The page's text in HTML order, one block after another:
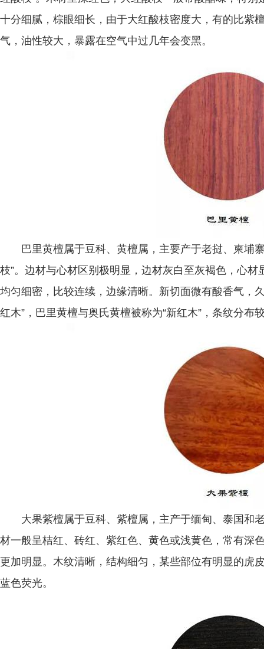
十分细腻，棕眼细长，由于大红酸枝密度大，有的比紫
气，油性较大，暴露在空气中过几年会变黑。
巴里黄檀属于豆科、黄檀属，主要产于老挝、柬埔寨
枝”。边材与心材区别极明显，边材灰白至灰褐色，心
均匀细密，比较连续，边缘清晰。新切面微有酸香气，
红木”，巴里黄檀与奥氏黄檀被称为“新红木”，条纹分布
大果紫檀属于豆科、紫檀属，主产于缅甸、泰国和老
材一般呈桔红、砖红、紫红色、黄色或浅黄色，常有深
更加明显。木纹清晰，结构细匀，某些部位有明显的虎
蓝色荧光。